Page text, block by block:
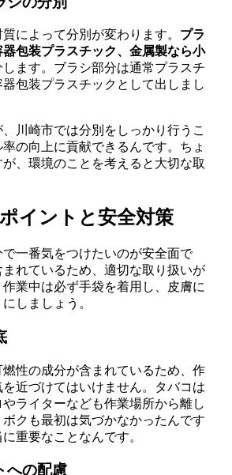
によって分別が変わります。 プラ
包装プラスチック、金属製なら小
します。ブラシ部分は通常プラスチ
包装プラスチックとして出しまし
川崎市では分別をしっかり行うこ
の向上に貢献できるんです。ちょ
、環境のことを考えると大切な取
イントと安全対策
一番気をつけたいのが安全面で
れているため、適切な取り扱いが
業中は必ず手袋を着用し、皮膚に
しましょう。
性の成分が含まれているため、作
近づけてはいけません。タバコは
ライターなども作業場所から離し
クも最初は気づかなかったんです
重要なことなんです。
への配慮